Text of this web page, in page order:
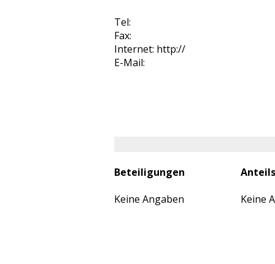
Tel:
Fax:
Internet: http://
E-Mail:
Beteiligungen
Keine Angaben
Keine